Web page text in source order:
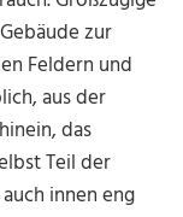
zur
Feldern und
aus der
das
Teil der
innen eng